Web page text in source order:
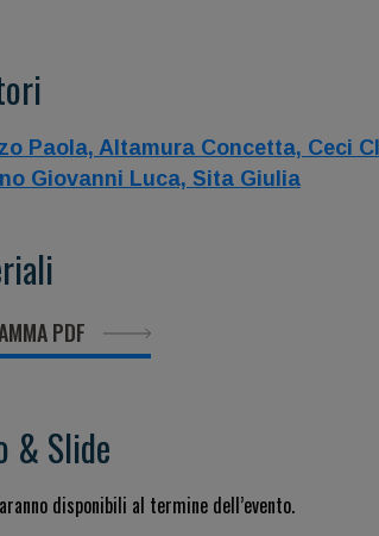
Paola, Altamura Concetta, Ceci
Giovanni Luca, Sita Giulia
PDF
& Slide
disponibili al termine dell’evento.